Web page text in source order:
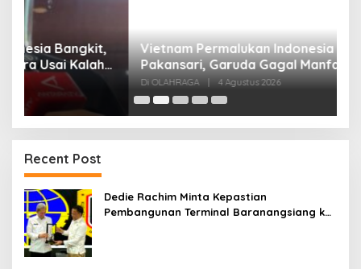
Vietnam Permalukan Indonesia 3-0 di
Pakansari, Garuda Gagal Manfaatkan Laga
Kandang
Di OLAHRAGA 4 Agustus 2026
Recent Post
Dedie Rachim Minta Kepastian
Pembangunan Terminal Baranangsiang ke